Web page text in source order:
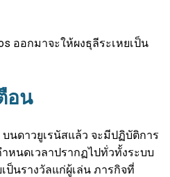
ออกมาจะให้ผงธุลีระเหยเป็น
อน
นดาวยูเรนัสแล้ว จะมีปฏิบัติการ
หนดเวลาปรากฏไปทั่วทั้งระบบ
ป็นรางวัลแก่ผู้เล่น ภารกิจที่